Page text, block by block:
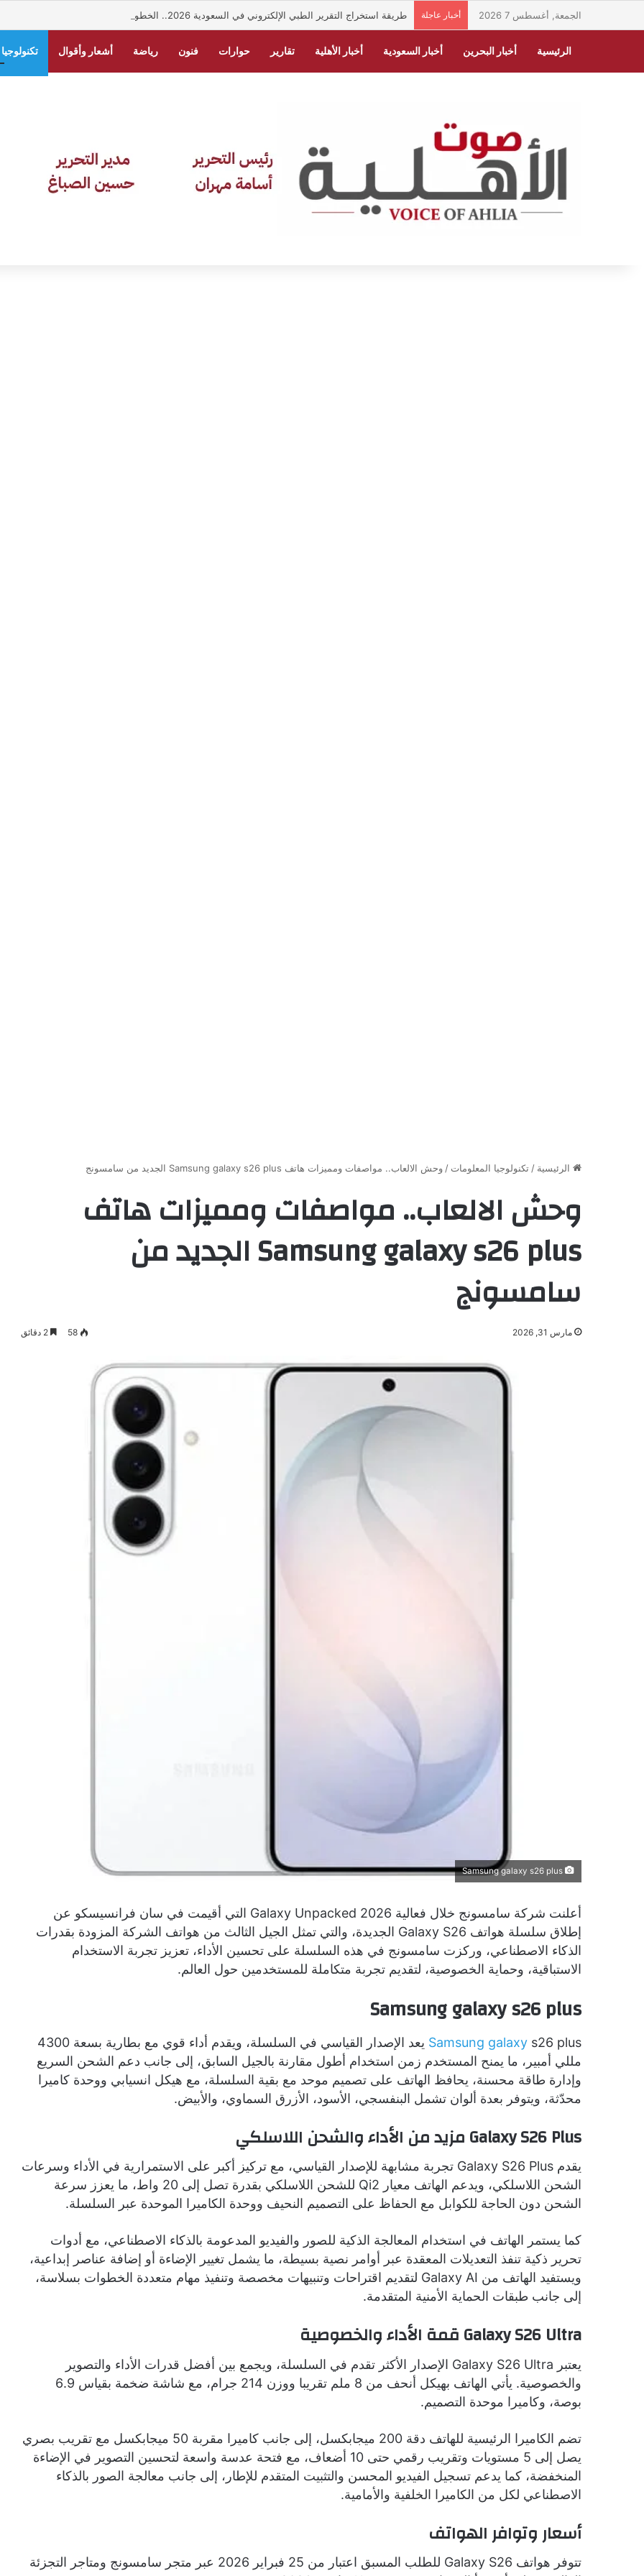
الجمعة, أغسطس 7 2026 أخبار عاجلة طريقة استخراج التقرير الطبي الإلكتروني في السعودية 2026.. الخطوات والشروط
الرئيسية أخبار البحرين أخبار السعودية أخبار الأهلية تقارير حوارات فنون رياضة أشعار وأقوال
الرئيسية / تكنولوجيا المعلومات / وحش الالعاب.. مواصفات ومميزات هاتف Samsung galaxy s26 plus الجديد من سامسونج
وحش الالعاب.. مواصفات ومميزات هاتف
Samsung galaxy s26 plus الجديد من
سامسونج
مارس 31, 2026 58
أعلنت شركة سامسونج خلال فعالية Galaxy Unpacked 2026 التي أقيمت في سان فرانسيسكو عن
إطلاق سلسلة هواتف Galaxy S26 الجديدة، والتي تمثل الجيل الثالث من هواتف الشركة المزودة بقدرات
الذكاء الاصطناعي، وركزت سامسونج في هذه السلسلة على تحسين الأداء، تعزيز تجربة الاستخدام
الاستباقية، وحماية الخصوصية، لتقديم تجربة متكاملة للمستخدمين حول العالم.
Samsung galaxy s26 plus
Samsung galaxy
s26 plus يعد الإصدار القياسي في السلسلة، ويقدم أداء قوي مع بطارية بسعة 4300
مللي أمبير، ما يمنح المستخدم زمن استخدام أطول مقارنة بالجيل السابق، إلى جانب دعم الشحن السريع
وإدارة طاقة محسنة، يحافظ الهاتف على تصميم موحد مع بقية السلسلة، مع هيكل انسيابي ووحدة كاميرا
محدّثة، ويتوفر بعدة ألوان تشمل البنفسجي، الأسود، الأزرق السماوي، والأبيض.
Galaxy S26 Plus مزيد من الأداء والشحن اللاسلكي
يقدم Galaxy S26 Plus تجربة مشابهة للإصدار القياسي، مع تركيز أكبر على الاستمرارية في الأداء وسرعات
الشحن اللاسلكي، ويدعم الهاتف معيار Qi2 للشحن اللاسلكي بقدرة تصل إلى 20 واط، ما يعزز سرعة
الشحن دون الحاجة للكوابل مع الحفاظ على التصميم النحيف ووحدة الكاميرا الموحدة عبر السلسلة.
كما يستمر الهاتف في استخدام المعالجة الذكية للصور والفيديو المدعومة بالذكاء الاصطناعي، مع أدوات
تحرير ذكية تنفذ التعديلات المعقدة عبر أوامر نصية بسيطة، ما يشمل تغيير الإضاءة أو إضافة عناصر إبداعية،
ويستفيد الهاتف من Galaxy AI لتقديم اقتراحات وتنبيهات مخصصة وتنفيذ مهام متعددة الخطوات بسلاسة،
إلى جانب طبقات الحماية الأمنية المتقدمة.
Galaxy S26 Ultra قمة الأداء والخصوصية
يعتبر Galaxy S26 Ultra الإصدار الأكثر تقدم في السلسلة، ويجمع بين أفضل قدرات الأداء والتصوير
والخصوصية. يأتي الهاتف بهيكل أنحف من 8 ملم تقريبا ووزن 214 جرام، مع شاشة ضخمة بقياس 6.9
بوصة، وكاميرا موحدة التصميم.
تضم الكاميرا الرئيسية للهاتف دقة 200 ميجابكسل، إلى جانب كاميرا مقربة 50 ميجابكسل مع تقريب بصري
يصل إلى 5 مستويات وتقريب رقمي حتى 10 أضعاف، مع فتحة عدسة واسعة لتحسين التصوير في الإضاءة
المنخفضة، كما يدعم تسجيل الفيديو المحسن والتثبيت المتقدم للإطار، إلى جانب معالجة الصور بالذكاء
الاصطناعي لكل من الكاميرا الخلفية والأمامية.
أسعار وتوافر الهواتف
تتوفر هواتف Galaxy S26 للطلب المسبق اعتبار من 25 فبراير 2026 عبر متجر سامسونج ومتاجر التجزئة